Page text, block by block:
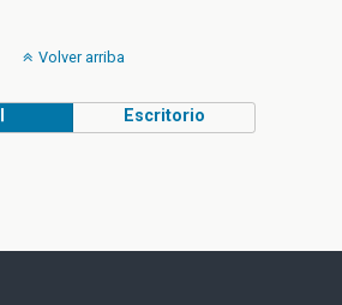
Volver arriba
Escritorio